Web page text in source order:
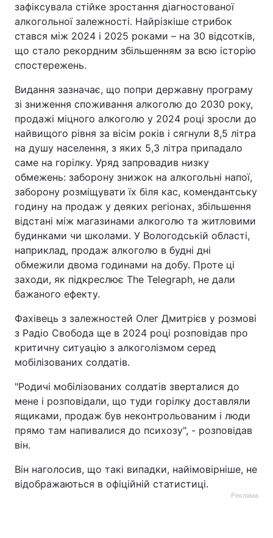
зафіксувала стійке зростання діагностованої
алкогольної залежності. Найрізкіше стрибок
стався між 2024 і 2025 роками – на 30 відсотків,
що стало рекордним збільшенням за всю історію
спостережень.
Видання зазначає, що попри державну програму
зі зниження споживання алкоголю до 2030 року,
продажі міцного алкоголю у 2024 році зросли до
найвищого рівня за вісім років і сягнули 8,5 літра
на душу населення, з яких 5,3 літра припадало
саме на горілку. Уряд запровадив низку
обмежень: заборону знижок на алкогольні напої,
заборону розміщувати їх біля кас, комендантську
годину на продаж у деяких регіонах, збільшення
відстані між магазинами алкоголю та житловими
будинками чи школами. У Вологодській області,
наприклад, продаж алкоголю в будні дні
обмежили двома годинами на добу. Проте ці
заходи, як підкреслює The Telegraph, не дали
бажаного ефекту.
Фахівець з залежностей Олег Дмитрієв у розмові
з Радіо Свобода ще в 2024 році розповідав про
критичну ситуацію з алкоголізмом серед
мобілізованих солдатів.
"Родичі мобілізованих солдатів зверталися до
мене і розповідали, що туди горілку доставляли
ящиками, продаж був неконтрольованим і люди
прямо там напивалися до психозу", - розповідав
він.
Він наголосив, що такі випадки, найімовірніше, не
відображаються в офіційній статистиці.
Реклама